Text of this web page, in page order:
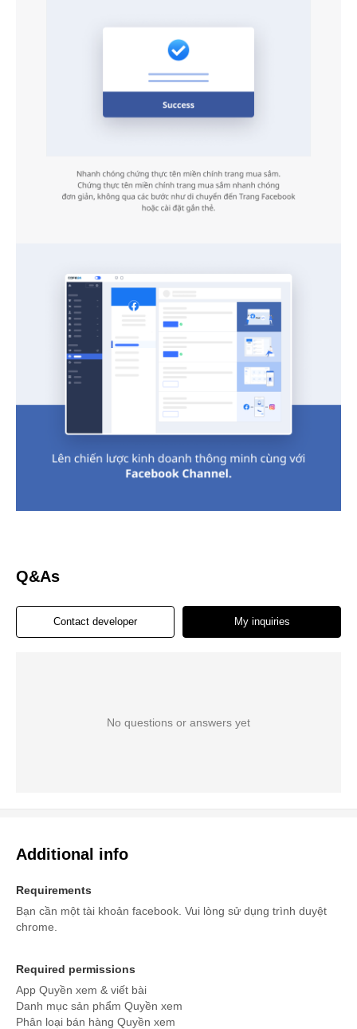
Q&As
Contact developer My inquiries
No questions or answers yet
Additional info
Requirements
Bạn cần một tài khoản facebook. Vui lòng sử dụng trình duyệt
chrome.
Required permissions
App Quyền xem & viết bài
Danh mục sản phẩm Quyền xem
Phân loại bán hàng Quyền xem